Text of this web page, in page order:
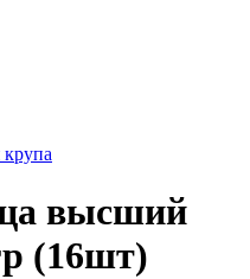
крупа
высший
(16шт)